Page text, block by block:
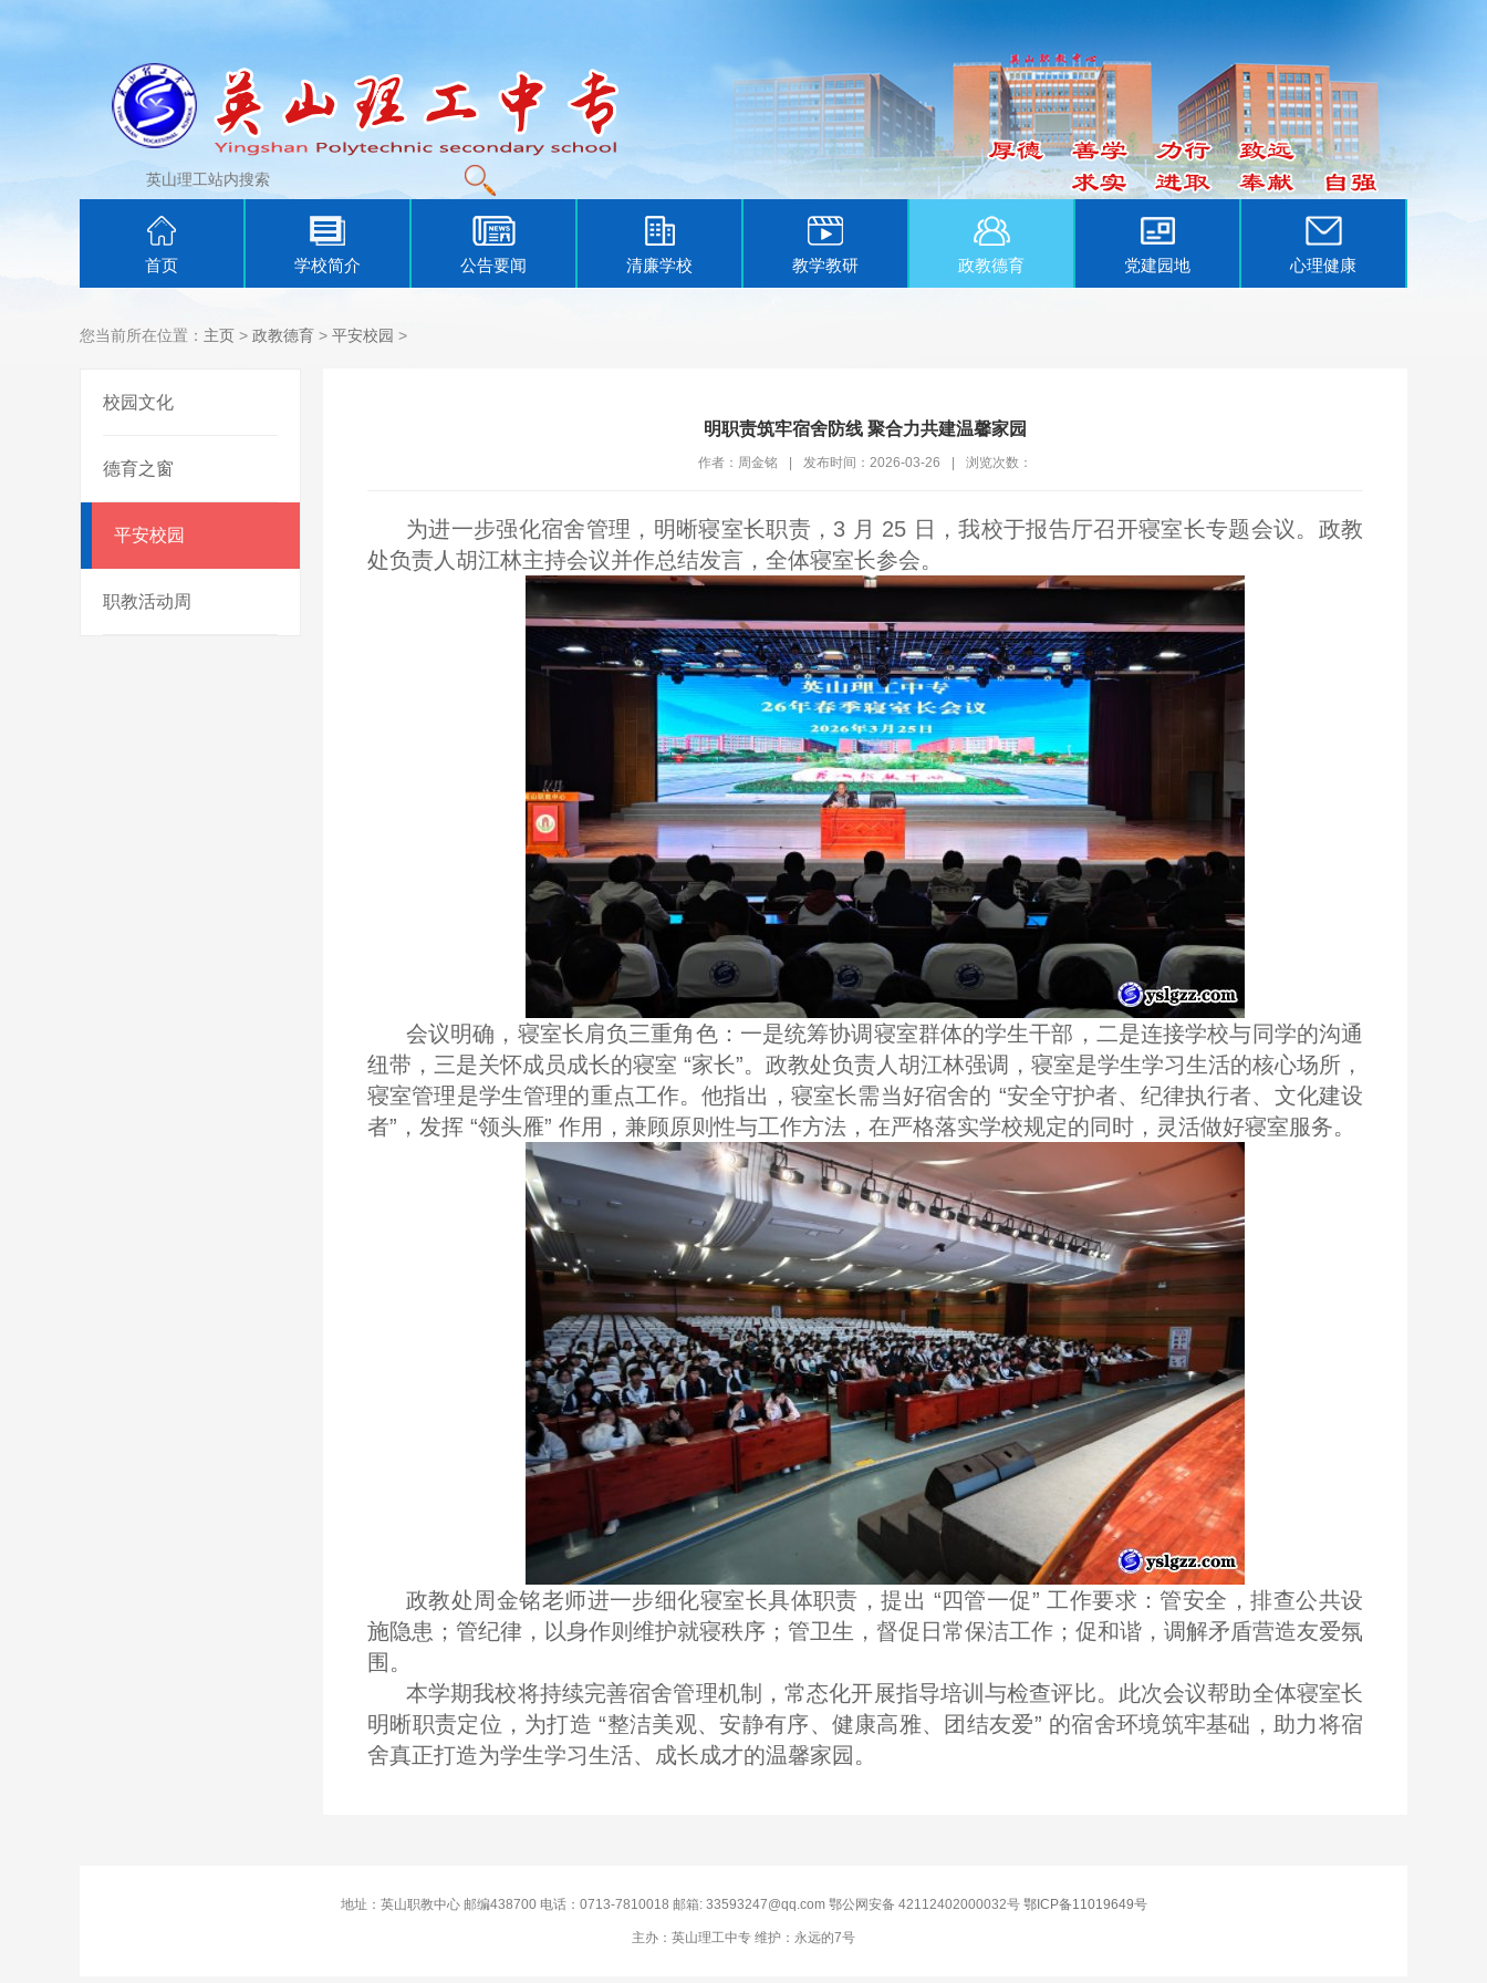
首页 学校简介 公告要闻 清廉学校 教学教研 政教德育 党建园地 心理健康
您当前所在位置： 主页 > 政教德育 > 平安校园 >
校园文化
德育之窗
平安校园
职教活动周
明职责筑牢宿舍防线 聚合力共建温馨家园
作者：周金铭 发布时间：2026-03-26 浏览次数：
为进一步强化宿舍管理，明晰寝室长职责，3 月 25 日，我校于报告厅召开寝室长专题会议。政教
处负责人胡江林主持会议并作总结发言，全体寝室长参会。
会议明确，寝室长肩负三重角色：一是统筹协调寝室群体的学生干部，二是连接学校与同学的沟通
纽带，三是关怀成员成长的寝室 “家长”。政教处负责人胡江林强调，寝室是学生学习生活的核心场所，
寝室管理是学生管理的重点工作。他指出，寝室长需当好宿舍的 “安全守护者、纪律执行者、文化建设
者”，发挥 “领头雁” 作用，兼顾原则性与工作方法，在严格落实学校规定的同时，灵活做好寝室服务。
政教处周金铭老师进一步细化寝室长具体职责，提出 “四管一促” 工作要求：管安全，排查公共设
施隐患；管纪律，以身作则维护就寝秩序；管卫生，督促日常保洁工作；促和谐，调解矛盾营造友爱氛
围。
本学期我校将持续完善宿舍管理机制，常态化开展指导培训与检查评比。此次会议帮助全体寝室长
明晰职责定位，为打造 “整洁美观、安静有序、健康高雅、团结友爱” 的宿舍环境筑牢基础，助力将宿
舍真正打造为学生学习生活、成长成才的温馨家园。
地址：英山职教中心 邮编438700 电话：0713-7810018 邮箱: 33593247@qq.com 鄂公网安备 42112402000032号 鄂ICP备11019649号
主办：英山理工中专 维护：永远的7号